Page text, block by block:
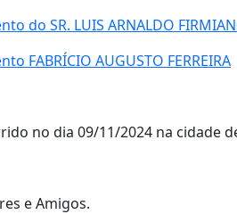
do SR. LUIS ARNALDO
FABRÍCIO AUGUSTO FERREIRA
no dia 09/11/2024 na cidade
e Amigos.